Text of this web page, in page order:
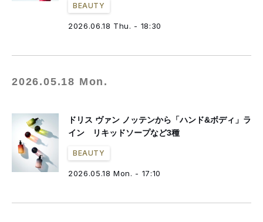
BEAUTY
2026.06.18 Thu. - 18:30
2026.05.18 Mon.
ドリス ヴァン ノッテンから「ハンド&ボディ」ラ
イン リキッドソープなど3種
BEAUTY
2026.05.18 Mon. - 17:10